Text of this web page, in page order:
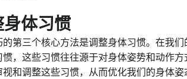
体习惯
的第三个核心方法是调整身体习惯。在我
惯，这些习惯往往源于对身体姿势和动作
和调整这些习惯，从而优化我们的身体